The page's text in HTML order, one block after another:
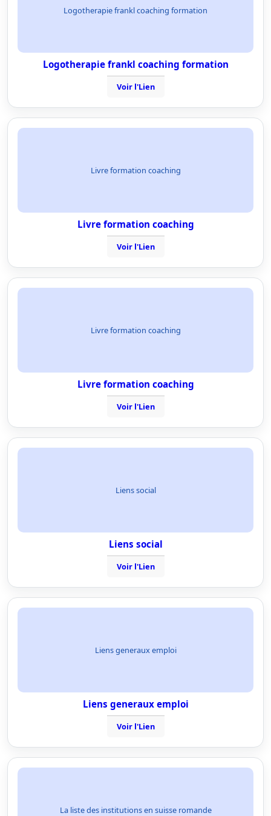
Logotherapie frankl coaching formation
Logotherapie frankl coaching formation
Voir l'Lien
Livre formation coaching
Livre formation coaching
Voir l'Lien
Livre formation coaching
Livre formation coaching
Voir l'Lien
Liens social
Liens social
Voir l'Lien
Liens generaux emploi
Liens generaux emploi
Voir l'Lien
La liste des institutions en suisse romande